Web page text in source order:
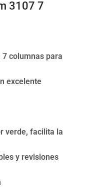
3107 7
7 columnas para
excelente
verde, facilita la
y revisiones